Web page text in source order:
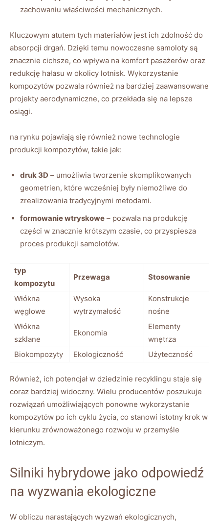
zachowaniu właściwości mechanicznych.
Kluczowym atutem tych materiałów jest ich zdolność do
absorpcji drgań. Dzięki temu nowoczesne samoloty są
znacznie cichsze, co wpływa na komfort pasażerów oraz
redukcję hałasu w okolicy lotnisk. Wykorzystanie
kompozytów pozwala również na bardziej zaawansowane
projekty aerodynamiczne, co przekłada się na lepsze
osiągi.
na rynku pojawiają się również nowe technologie
produkcji kompozytów, takie jak:
druk 3D – umożliwia tworzenie skomplikowanych
geometrien, które wcześniej były niemożliwe do
zrealizowania tradycyjnymi metodami.
formowanie wtryskowe – pozwala na produkcję
części w znacznie krótszym czasie, co przyspiesza
proces produkcji samolotów.
typ
kompozytu
Przewaga Stosowanie
Włókna
węglowe
Wysoka
wytrzymałość
Konstrukcje
nośne
Włókna
szklane
Ekonomia
Elementy
wnętrza
Biokompozyty
Ekologiczność Użyteczność
Również, ich potencjał w dziedzinie recyklingu staje się
coraz bardziej widoczny. Wielu producentów poszukuje
rozwiązań umożliwiających ponowne wykorzystanie
kompozytów po ich cyklu życia, co stanowi istotny krok w
kierunku zrównoważonego rozwoju w przemyśle
lotniczym.
Silniki hybrydowe jako odpowiedź
na wyzwania ekologiczne
W obliczu narastających wyzwań ekologicznych,